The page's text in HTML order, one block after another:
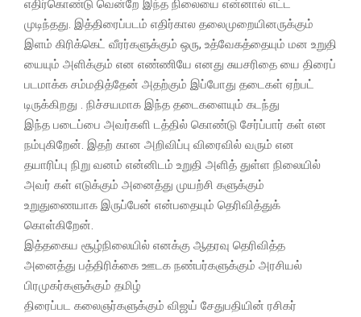
எதிர்கொண்டு வென்றே இந்த நிலையை என்னால்‌ எட்ட
முடிந்தது. இத்திரைப்படம்‌ எதிர்கால தலைமுறையினருக்கும்‌
இளம்‌ கிரிக்கெட்‌ வீரர்களுக்கும்‌ ஒரு, உத்வேகத்தையும்‌ மன உறுதி
யையும்‌ அளிக்கும்‌ என எண்ணியே எனது சுயசரிதை யை திரைப்
படமாக்க சம்மதித்தேன்‌ அதற்கும்‌ இப்போது தடைகள்‌ ஏற்பட்
டிருக்கிறது . நிச்சயமாக இந்த தடைகளையும்‌ கடந்து
இந்த படைப்பை அவர்களி டத்தில்‌ கொண்டு சேர்ப்பார் கள்‌ என
நம்புகிறேன்‌. இதற் கான அறிவிப்பு விரைவில்‌ வரும்‌ என
தயாரிப்பு நிறு வனம்‌ என்னிடம்‌ உறுதி அளித் துள்ள நிலையில்‌
அவர் கள்‌ எடுக்கும்‌ அனைத்து முயற்சி களுக்கும்‌
உறுதுணையாக இருப்பேன்‌ என்பதையும்‌ தெரிவித்துக்‌
கொள்கிறேன்‌.
இத்தகைய சூழ்நிலையில்‌ எனக்கு ஆதரவு தெரிவித்த
அனைத்து பத்திரிக்கை ஊடக நண்பர்களுக்கும்‌ அரசியல்‌
பிரமுகர்களுக்கும்‌ தமிழ்‌
திரைப்பட கலைஞர்களுக்கும்‌ விஜய்‌ சேதுபதியின்‌ ரசிகர்